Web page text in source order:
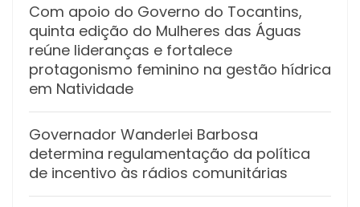
Com apoio do Governo do Tocantins,
quinta edição do Mulheres das Águas
reúne lideranças e fortalece
protagonismo feminino na gestão hídrica
em Natividade
Governador Wanderlei Barbosa
determina regulamentação da política
de incentivo às rádios comunitárias